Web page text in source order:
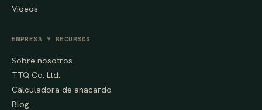
Vídeos
EMPRESA Y RECURSOS
Sobre nosotros
TTQ Co. Ltd.
Calculadora de anacardo
Blog